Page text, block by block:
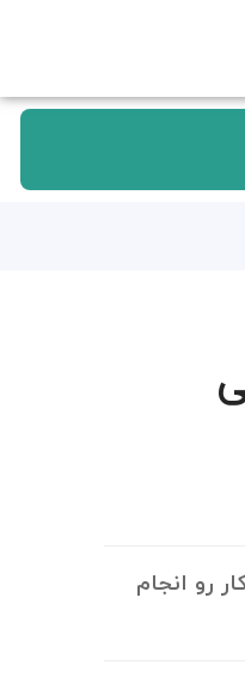
این 5 تا کار رو انجام